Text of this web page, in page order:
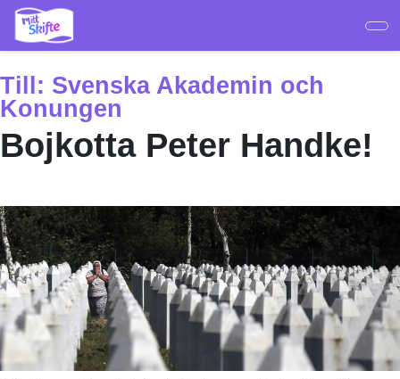
Hoppa
huvudinnehåll
Till: Svenska Akademin och
Konungen
Bojkotta Peter Handke!